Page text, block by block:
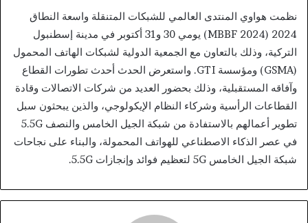
نظمت هواوي المنتدى العالمي للشبكات المتنقلة واسعة النطاق
2024 (MBBF 2024) يومي 30 و31 أكتوبر في مدينة إسطنبول
التركية، وذلك بالتعاون مع الجمعية الدولية لشبكات الهاتف المحمول
(GSMA) ومؤسسة GTI. واستعرض الحدث أحدث تطورات القطاع
وآفاقه المستقبلية، وذلك بحضور العديد من شركات الاتصالات وقادة
القطاعات الرأسية وشركاء النظام الإيكولوجي، والذين يبحثون سبل
تطوير أعمالهم بالاستفادة من شبكة الجيل الخامس والنصف 5.5G
في عصر الذكاء الاصطناعي للهواتف المحمولة، والبناء على نجاحات
شبكة الجيل الخامس 5G لتعظيم فوائد وإنجازات 5.5G.